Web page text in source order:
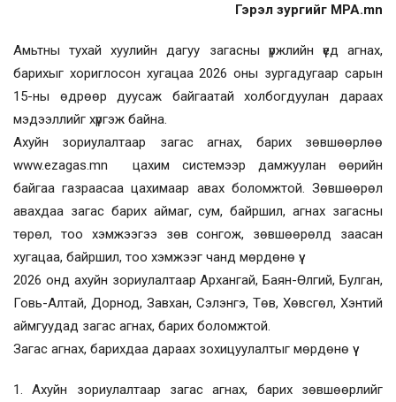
Гэрэл зургийг MPA.mn
Амьтны тухай хуулийн дагуу загасны үржлийн үед агнах,
барихыг хориглосон хугацаа 2026 оны зургадугаар сарын
15-ны өдрөөр дуусаж байгаатай холбогдуулан дараах
мэдээллийг хүргэж байна.
Ахуйн зориулалтаар загас агнах, барих зөвшөөрлөө
www.ezagas.mn цахим системээр дамжуулан өөрийн
байгаа газраасаа цахимаар авах боломжтой. Зөвшөөрөл
авахдаа загас барих аймаг, сум, байршил, агнах загасны
төрөл, тоо хэмжээгээ зөв сонгож, зөвшөөрөлд заасан
хугацаа, байршил, тоо хэмжээг чанд мөрдөнө үү.
2026 онд ахуйн зориулалтаар Архангай, Баян-Өлгий, Булган,
Говь-Алтай, Дорнод, Завхан, Сэлэнгэ, Төв, Хөвсгөл, Хэнтий
аймгуудад загас агнах, барих боломжтой.
Загас агнах, барихдаа дараах зохицуулалтыг мөрдөнө үү
1. Ахуйн зориулалтаар загас агнах, барих зөвшөөрлийг